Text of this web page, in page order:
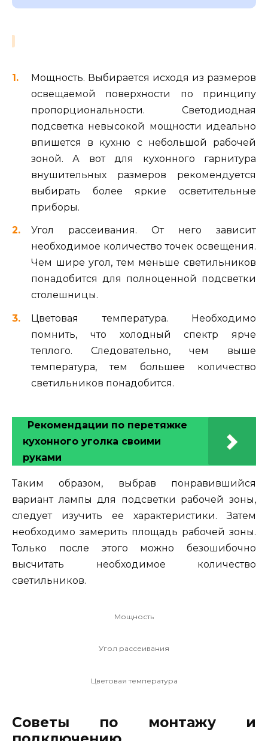
Мощность. Выбирается исходя из размеров
освещаемой поверхности по принципу
пропорциональности. Светодиодная
подсветка невысокой мощности идеально
впишется в кухню с небольшой рабочей
зоной. А вот для кухонного гарнитура
внушительных размеров рекомендуется
выбирать более яркие осветительные
приборы.
Угол рассеивания. От него зависит
необходимое количество точек освещения.
Чем шире угол, тем меньше светильников
понадобится для полноценной подсветки
столешницы.
Цветовая температура. Необходимо
помнить, что холодный спектр ярче
теплого. Следовательно, чем выше
температура, тем большее количество
светильников понадобится.
Рекомендации по перетяжке
кухонного уголка своими
руками
Таким образом, выбрав понравившийся
вариант лампы для подсветки рабочей зоны,
следует изучить ее характеристики. Затем
необходимо замерить площадь рабочей зоны.
Только после этого можно безошибочно
высчитать необходимое количество
светильников.
Мощность
Угол рассеивания
Цветовая температура
Советы по монтажу и